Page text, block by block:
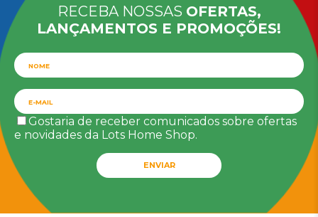
RECEBA NOSSAS OFERTAS,
LANÇAMENTOS E PROMOÇÕES!
Gostaria de receber comunicados sobre ofertas
e novidades da Lots Home Shop.
ENVIAR